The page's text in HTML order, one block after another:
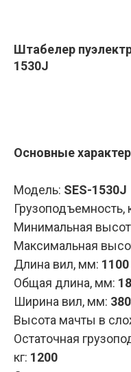
Штабелер
1530J
Основные
Модель: SES-1530J
Грузоподъемность,
Минимальная
Максимальная
Длина вил, мм: 1100
Общая длина, мм:
Ширина вил, мм:
Высота мачты в
Остаточная
кг: 1200